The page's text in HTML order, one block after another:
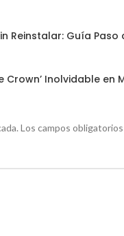
Reinstalar: Guía Paso
Crown’ Inolvidable en
Los campos